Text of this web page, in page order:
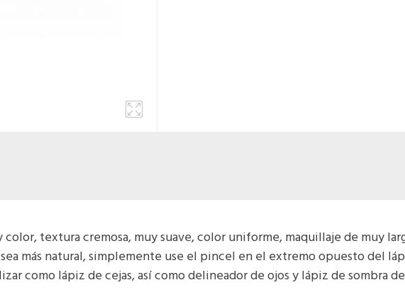
textura cremosa, muy suave, color uniforme, maquillaje de muy
más natural, simplemente use el pincel en el extremo opuesto del
como lápiz de cejas, así como delineador de ojos y lápiz de sombra